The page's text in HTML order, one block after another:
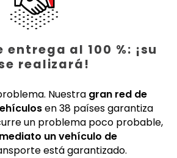
al 100 %: ¡su
realizará!
Nuestra gran red de
en 38 países garantiza
un problema poco probable,
un vehículo de
está garantizado.